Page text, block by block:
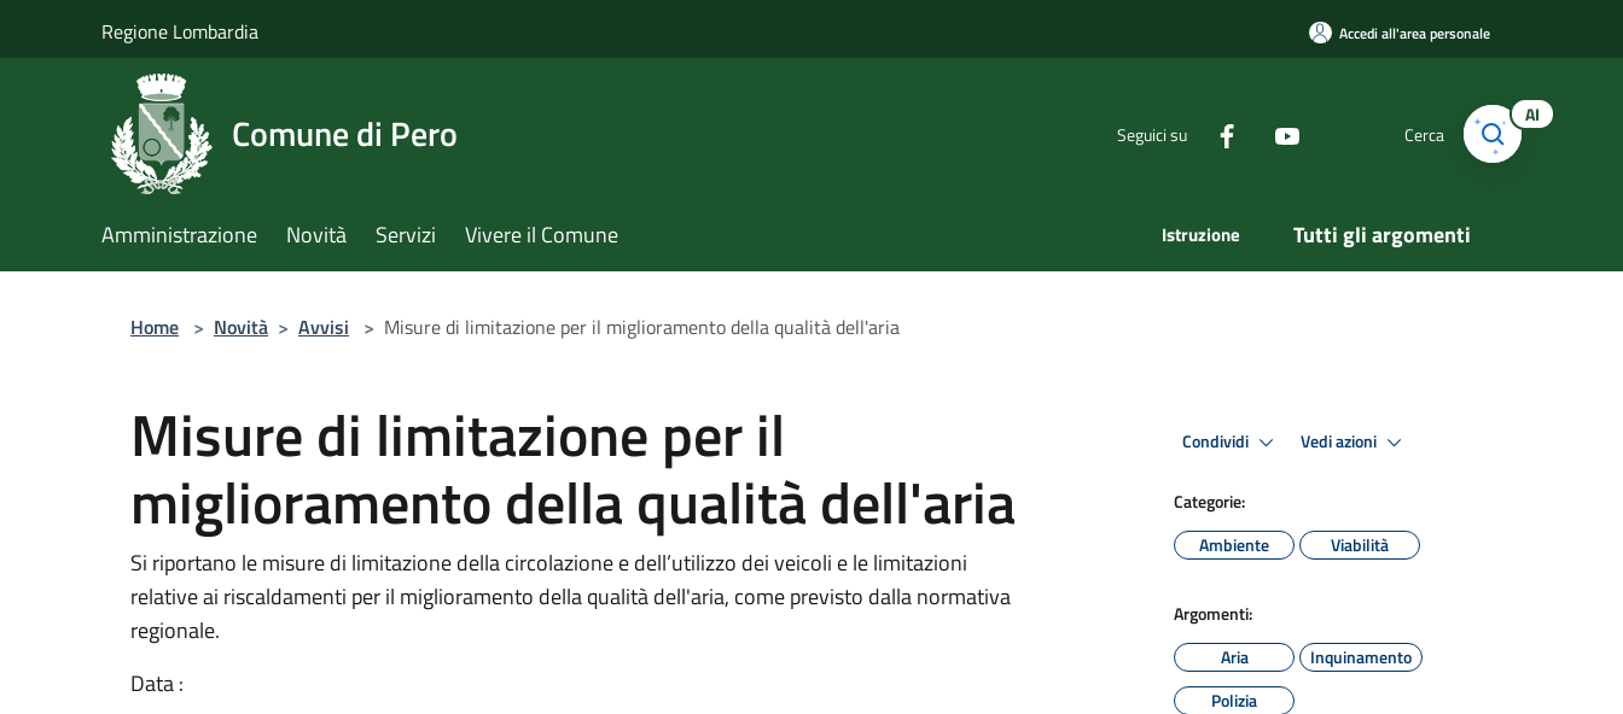
Regione Lombardia Accedi all'area personale
Comune di Pero Seguici su Cerca
AI
Amministrazione Novità Servizi Vivere il Comune Istruzione Tutti gli argomenti
Home > Novità > Avvisi > Misure di limitazione per il miglioramento della qualità dell'aria
Misure di limitazione per il
miglioramento della qualità dell'aria
Si riportano le misure di limitazione della circolazione e dell’utilizzo dei veicoli e le limitazioni
relative ai riscaldamenti per il miglioramento della qualità dell'aria, come previsto dalla normativa
regionale.
Data :
Condividi Vedi azioni
Categorie:
Ambiente
Viabilità
Argomenti:
Aria
Inquinamento
Polizia